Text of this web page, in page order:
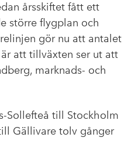
årsskiftet fått ett
större flygplan och
gör nu att antalet
att tillväxten ser ut att
marknads- och
Sollefteå till Stockholm
Gällivare tolv gånger